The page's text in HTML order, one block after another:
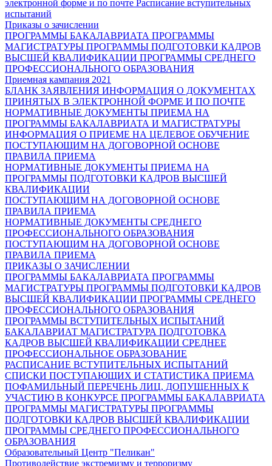
электронной форме и по почте Расписание вступительных
испытаний
Приказы о зачислении
ПРОГРАММЫ БАКАЛАВРИАТА ПРОГРАММЫ
МАГИСТРАТУРЫ ПРОГРАММЫ ПОДГОТОВКИ КАДРОВ
ВЫСШЕЙ КВАЛИФИКАЦИИ ПРОГРАММЫ СРЕДНЕГО
ПРОФЕССИОНАЛЬНОГО ОБРАЗОВАНИЯ
Приемная кампания 2021
БЛАНК ЗАЯВЛЕНИЯ ИНФОРМАЦИЯ О ДОКУМЕНТАХ
ПРИНЯТЫХ В ЭЛЕКТРОННОЙ ФОРМЕ И ПО ПОЧТЕ
НОРМАТИВНЫЕ ДОКУМЕНТЫ ПРИЕМА НА
ПРОГРАММЫ БАКАЛАВРИАТА И МАГИСТРАТУРЫ
ИНФОРМАЦИЯ О ПРИЕМЕ НА ЦЕЛЕВОЕ ОБУЧЕНИЕ
ПОСТУПАЮЩИМ НА ДОГОВОРНОЙ ОСНОВЕ
ПРАВИЛА ПРИЕМА
НОРМАТИВНЫЕ ДОКУМЕНТЫ ПРИЕМА НА
ПРОГРАММЫ ПОДГОТОВКИ КАДРОВ ВЫСШЕЙ
КВАЛИФИКАЦИИ
ПОСТУПАЮЩИМ НА ДОГОВОРНОЙ ОСНОВЕ
ПРАВИЛА ПРИЕМА
НОРМАТИВНЫЕ ДОКУМЕНТЫ СРЕДНЕГО
ПРОФЕССИОНАЛЬНОГО ОБРАЗОВАНИЯ
ПОСТУПАЮЩИМ НА ДОГОВОРНОЙ ОСНОВЕ
ПРАВИЛА ПРИЕМА
ПРИКАЗЫ О ЗАЧИСЛЕНИИ
ПРОГРАММЫ БАКАЛАВРИАТА ПРОГРАММЫ
МАГИСТРАТУРЫ ПРОГРАММЫ ПОДГОТОВКИ КАДРОВ
ВЫСШЕЙ КВАЛИФИКАЦИИ ПРОГРАММЫ СРЕДНЕГО
ПРОФЕССИОНАЛЬНОГО ОБРАЗОВАНИЯ
ПРОГРАММЫ ВСТУПИТЕЛЬНЫХ ИСПЫТАНИЙ
БАКАЛАВРИАТ МАГИСТРАТУРА ПОДГОТОВКА
КАДРОВ ВЫСШЕЙ КВАЛИФИКАЦИИ СРЕДНЕЕ
ПРОФЕССИОНАЛЬНОЕ ОБРАЗОВАНИЕ
РАСПИСАНИЕ ВСТУПИТЕЛЬНЫХ ИСПЫТАНИЙ
СПИСКИ ПОСТУПАЮЩИХ И СТАТИСТИКА ПРИЕМА
ПОФАМИЛЬНЫЙ ПЕРЕЧЕНЬ ЛИЦ, ДОПУЩЕННЫХ К
УЧАСТИЮ В КОНКУРСЕ ПРОГРАММЫ БАКАЛАВРИАТА
ПРОГРАММЫ МАГИСТРАТУРЫ ПРОГРАММЫ
ПОДГОТОВКИ КАДРОВ ВЫСШЕЙ КВАЛИФИКАЦИИ
ПРОГРАММЫ СРЕДНЕГО ПРОФЕССИОНАЛЬНОГО
ОБРАЗОВАНИЯ
Образовательный Центр "Пеликан"
Противодействие экстремизму и терроризму